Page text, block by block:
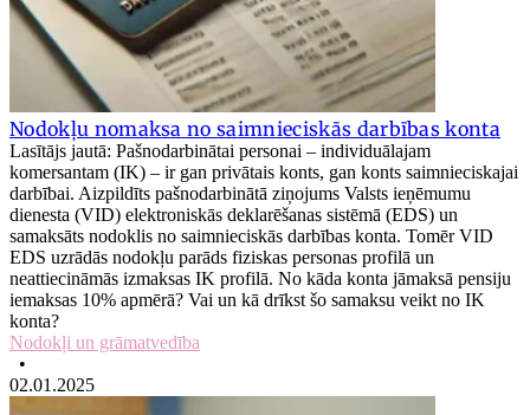
Nodokļu nomaksa no saimnieciskās darbības konta
Lasītājs jautā: Pašnodarbinātai personai – individuālajam
komersantam (IK) – ir gan privātais konts, gan konts saimnieciskajai
darbībai. Aizpildīts pašnodarbinātā ziņojums Valsts ieņēmumu
dienesta (VID) elektroniskās deklarēšanas sistēmā (EDS) un
samaksāts nodoklis no saimnieciskās darbības konta. Tomēr VID
EDS uzrādās nodokļu parāds fiziskas personas profilā un
neattiecināmās izmaksas IK profilā. No kāda konta jāmaksā pensiju
iemaksas 10% apmērā? Vai un kā drīkst šo samaksu veikt no IK
konta?
Nodokļi un grāmatvedība
•
02.01.2025